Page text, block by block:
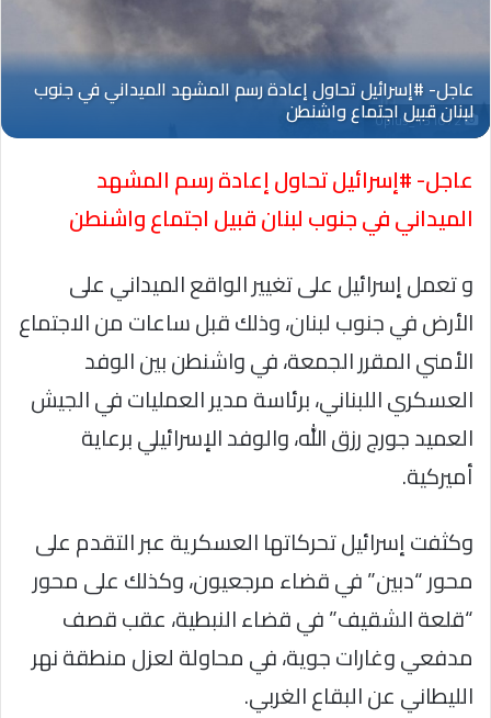
Oplus_131072
عاجل- #إسرائيل تحاول إعادة رسم المشهد
الميداني في جنوب لبنان قبيل اجتماع واشنطن
و تعمل إسرائيل على تغيير الواقع الميداني على
الأرض في جنوب لبنان، وذلك قبل ساعات من الاجتماع
الأمني المقرر الجمعة، في واشنطن بين الوفد
العسكري اللبناني، برئاسة مدير العمليات في الجيش
العميد جورج رزق الله، والوفد الإسرائيلي برعاية
أميركية.
وكثفت إسرائيل تحركاتها العسكرية عبر التقدم على
محور “دبين” في قضاء مرجعيون، وكذلك على محور
“قلعة الشقيف” في قضاء النبطية، عقب قصف
مدفعي وغارات جوية، في محاولة لعزل منطقة نهر
الليطاني عن البقاع الغربي.